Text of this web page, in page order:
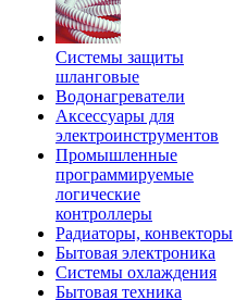
Системы защиты
шланговые
Водонагреватели
Аксессуары для
электроинструментов
Промышленные
программируемые
логические
контроллеры
Радиаторы, конвекторы
Бытовая электроника
Системы охлаждения
Бытовая техника